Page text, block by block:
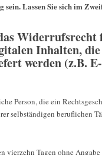
sein. Lassen Sie sich im
Inhalten,
werden (z.B.
Person, die ein
selbständigen beruflichen
vierzehn Tagen ohne